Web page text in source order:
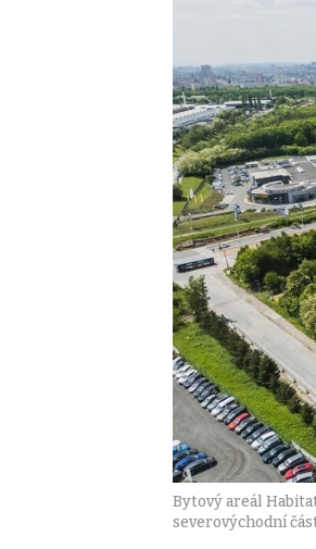
Bytový areál
severovýchodní